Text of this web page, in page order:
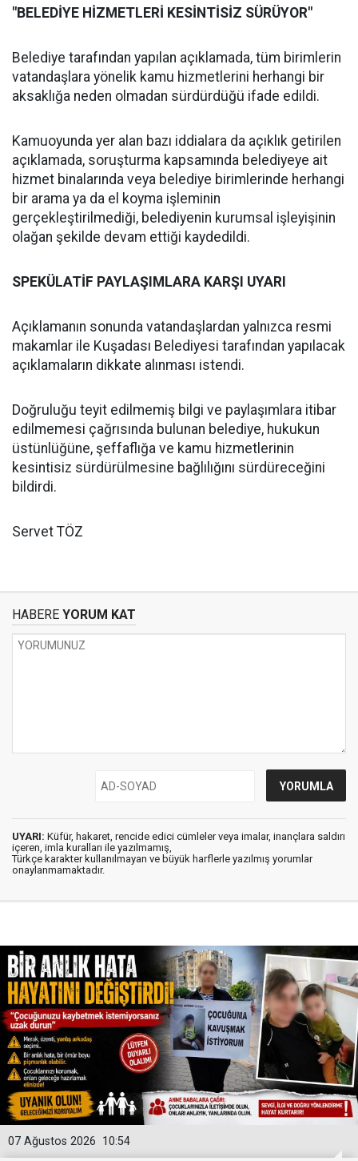
"BELEDİYE HİZMETLERİ KESİNTİSİZ SÜRÜYOR"
Belediye tarafından yapılan açıklamada, tüm birimlerin
vatandaşlara yönelik kamu hizmetlerini herhangi bir
aksaklığa neden olmadan sürdürdüğü ifade edildi.
Kamuoyunda yer alan bazı iddialara da açıklık getirilen
açıklamada, soruşturma kapsamında belediyeye ait
hizmet binalarında veya belediye birimlerinde herhangi
bir arama ya da el koyma işleminin
gerçekleştirilmediği, belediyenin kurumsal işleyişinin
olağan şekilde devam ettiği kaydedildi.
SPEKÜLATİF PAYLAŞIMLARA KARŞI UYARI
Açıklamanın sonunda vatandaşlardan yalnızca resmi
makamlar ile Kuşadası Belediyesi tarafından yapılacak
açıklamaların dikkate alınması istendi.
Doğruluğu teyit edilmemiş bilgi ve paylaşımlara itibar
edilmemesi çağrısında bulunan belediye, hukukun
üstünlüğüne, şeffaflığa ve kamu hizmetlerinin
kesintisiz sürdürülmesine bağlılığını sürdüreceğini
bildirdi.
Servet TÖZ
HABERE YORUM KAT
UYARI: Küfür, hakaret, rencide edici cümleler veya imalar, inançlara saldırı
içeren, imla kuralları ile yazılmamış,
Türkçe karakter kullanılmayan ve büyük harflerle yazılmış yorumlar
onaylanmamaktadır.
10:54
07 Ağustos 2026